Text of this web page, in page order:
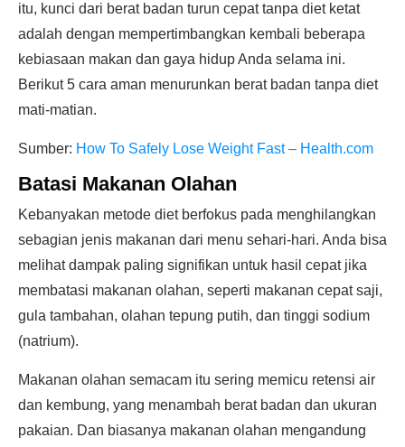
itu, kunci dari berat badan turun cepat tanpa diet ketat
adalah dengan mempertimbangkan kembali beberapa
kebiasaan makan dan gaya hidup Anda selama ini.
Berikut 5 cara aman menurunkan berat badan tanpa diet
mati-matian.
Sumber: How To Safely Lose Weight Fast – Health.com
Batasi Makanan Olahan
Kebanyakan metode diet berfokus pada menghilangkan
sebagian jenis makanan dari menu sehari-hari. Anda bisa
melihat dampak paling signifikan untuk hasil cepat jika
membatasi makanan olahan, seperti makanan cepat saji,
gula tambahan, olahan tepung putih, dan tinggi sodium
(natrium).
Makanan olahan semacam itu sering memicu retensi air
dan kembung, yang menambah berat badan dan ukuran
pakaian. Dan biasanya makanan olahan mengandung